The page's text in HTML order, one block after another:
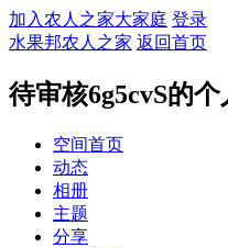
加入农人之家大家庭 登录
水果邦农人之家 返回首页
待审核6g5cvS的个
空间首页
动态
相册
主题
分享